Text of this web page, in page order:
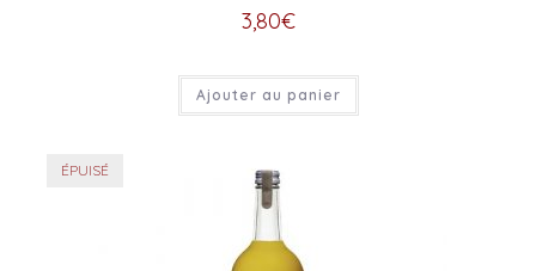
3,80€
Ajouter au panier
ÉPUISÉ